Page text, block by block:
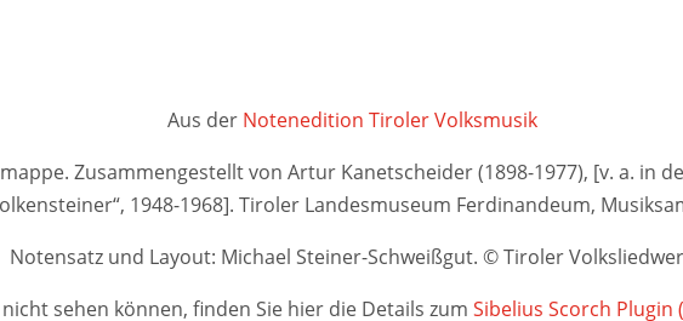
Aus der Notenedition Tiroler Volksmusik
Zusammengestellt von Artur Kanetscheider (1898-1977), [v. a. in
1948-1968]. Tiroler Landesmuseum Ferdinandeum,
Notensatz und Layout: Michael Steiner-Schweißgut. © Tiroler
sehen können, finden Sie hier die Details zumSibelius Scorch